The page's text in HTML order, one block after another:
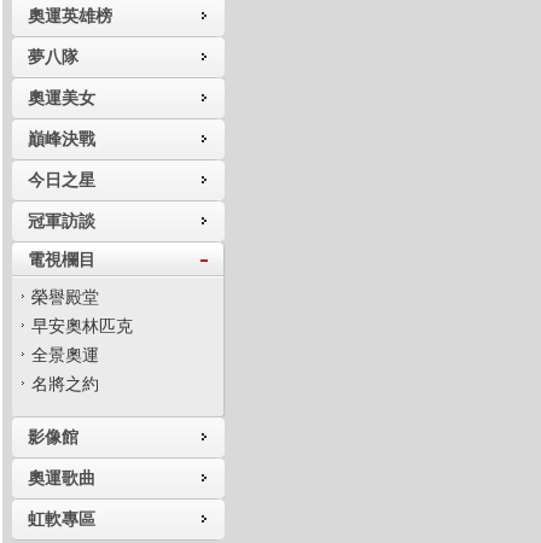
奧運英雄榜
夢八隊
奧運美女
巔峰決戰
今日之星
冠軍訪談
電視欄目
榮譽殿堂
早安奧林匹克
全景奧運
名將之約
影像館
奧運歌曲
虹軟專區